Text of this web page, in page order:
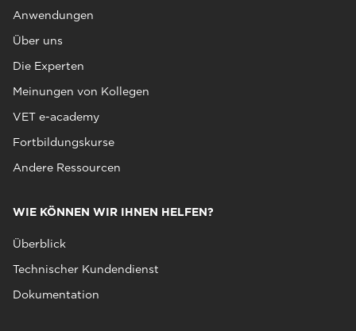
Anwendungen
Über uns
Die Experten
Meinungen von Kollegen
VET e-academy
Fortbildungskurse
Andere Ressourcen
WIE KÖNNEN WIR IHNEN HELFEN?
Überblick
Technischer Kundendienst
Dokumentation